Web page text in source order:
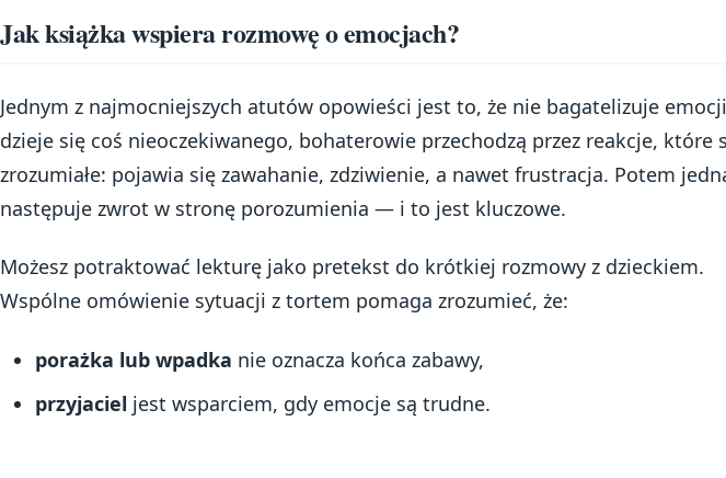
Jak książka wspiera rozmowę o emocjach?
Jednym z najmocniejszych atutów opowieści jest to, że nie bagatelizuje
dzieje się coś nieoczekiwanego, bohaterowie przechodzą przez reakcje, które
zrozumiałe: pojawia się zawahanie, zdziwienie, a nawet frustracja. Potem
następuje zwrot w stronę porozumienia — i to jest kluczowe.
Możesz potraktować lekturę jako pretekst do krótkiej rozmowy z dzieckiem.
Wspólne omówienie sytuacji z tortem pomaga zrozumieć, że:
porażka lub wpadka nie oznacza końca zabawy,
przyjaciel jest wsparciem, gdy emocje są trudne.